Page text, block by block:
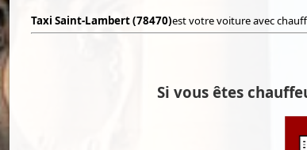
Taxi Saint-Lambert (78470)est votre voiture avec
Si vous êtes